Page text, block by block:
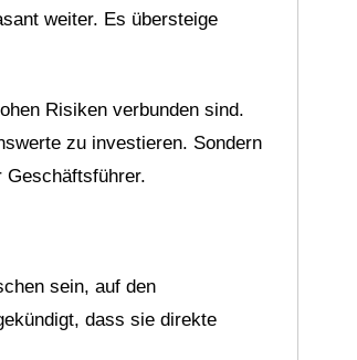
weiter. Es übersteige
Risiken verbunden sind.
zu investieren. Sondern
Geschäftsführer.
sein, auf den
dass sie direkte